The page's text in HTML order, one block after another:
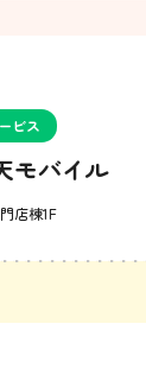
ビス
モバイル
店棟1F